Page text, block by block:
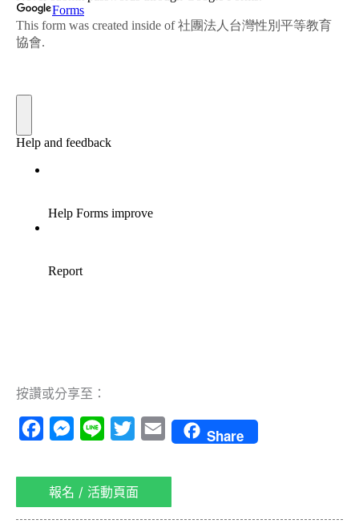
按讚或分享至：
FacebookMessenger
Line TwitterEmail Share
報名 / 活動頁面